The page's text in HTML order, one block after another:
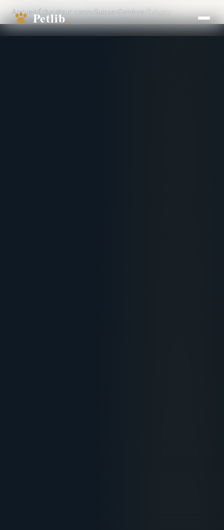
Accueil›Éducateur canin›Suisse›Genève›Satigny